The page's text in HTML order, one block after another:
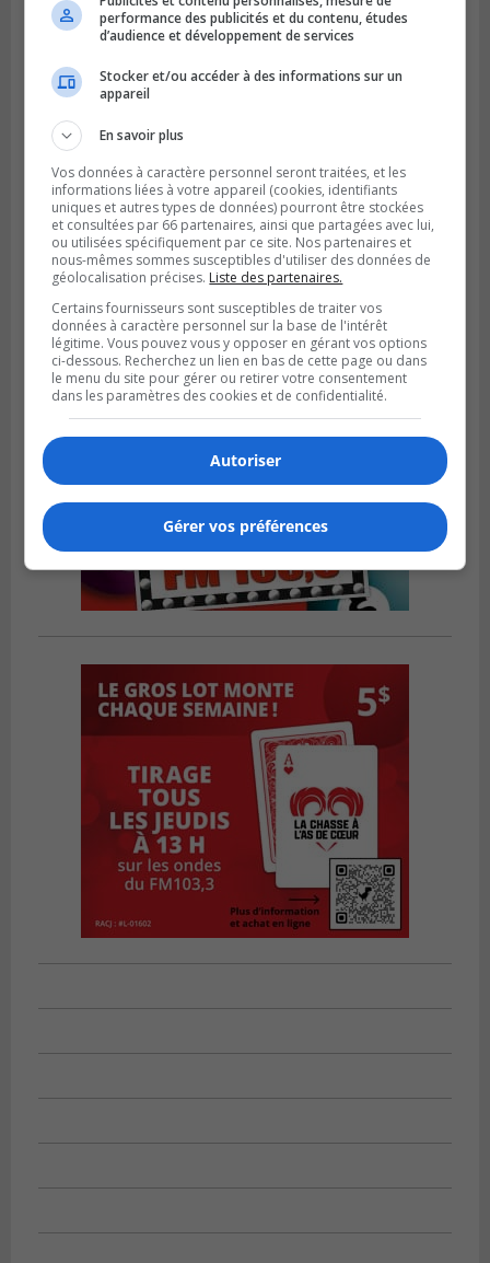
Publié le 4 août 2026 à 13h18
Des fromages de la Laiterie Coaticook
rappelés par l’ACIA
performance des publicités et du contenu, études
d’audience et développement de services
Stocker et/ou accéder à des informations sur un
appareil
En savoir plus
Vos données à caractère personnel seront traitées, et les
informations liées à votre appareil (cookies, identifiants
uniques et autres types de données) pourront être stockées
et consultées par 66 partenaires, ainsi que partagées avec lui,
ou utilisées spécifiquement par ce site. Nos partenaires et
nous-mêmes sommes susceptibles d'utiliser des données de
géolocalisation précises. Liste des partenaires.
Certains fournisseurs sont susceptibles de traiter vos
données à caractère personnel sur la base de l'intérêt
légitime. Vous pouvez vous y opposer en gérant vos options
ci-dessous. Recherchez un lien en bas de cette page ou dans
le menu du site pour gérer ou retirer votre consentement
dans les paramètres des cookies et de confidentialité.
Autoriser
Gérer vos préférences